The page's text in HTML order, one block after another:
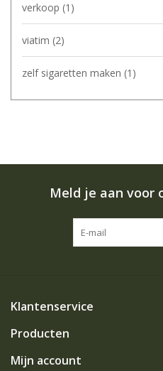
verkoop (1)
viatim (2)
zelf sigaretten maken (1)
Meld je aan voor
Klantenservice
Producten
Mijn account